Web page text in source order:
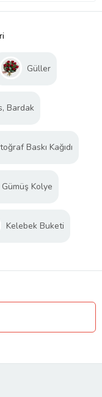
Güller
Bardak
Baskı Kağıdı
Gümüş Kolye
Kelebek Buketi